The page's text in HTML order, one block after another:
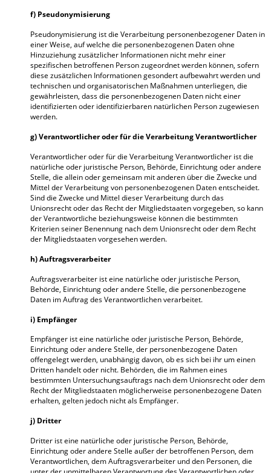
f) Pseudonymisierung
Pseudonymisierung ist die Verarbeitung personenbezogener Daten in
einer Weise, auf welche die personenbezogenen Daten ohne
Hinzuziehung zusätzlicher Informationen nicht mehr einer
spezifischen betroffenen Person zugeordnet werden können, sofern
diese zusätzlichen Informationen gesondert aufbewahrt werden und
technischen und organisatorischen Maßnahmen unterliegen, die
gewährleisten, dass die personenbezogenen Daten nicht einer
identifizierten oder identifizierbaren natürlichen Person zugewiesen
werden.
g) Verantwortlicher oder für die Verarbeitung Verantwortlicher
Verantwortlicher oder für die Verarbeitung Verantwortlicher ist die
natürliche oder juristische Person, Behörde, Einrichtung oder andere
Stelle, die allein oder gemeinsam mit anderen über die Zwecke und
Mittel der Verarbeitung von personenbezogenen Daten entscheidet.
Sind die Zwecke und Mittel dieser Verarbeitung durch das
Unionsrecht oder das Recht der Mitgliedstaaten vorgegeben, so kann
der Verantwortliche beziehungsweise können die bestimmten
Kriterien seiner Benennung nach dem Unionsrecht oder dem Recht
der Mitgliedstaaten vorgesehen werden.
h) Auftragsverarbeiter
Auftragsverarbeiter ist eine natürliche oder juristische Person,
Behörde, Einrichtung oder andere Stelle, die personenbezogene
Daten im Auftrag des Verantwortlichen verarbeitet.
i) Empfänger
Empfänger ist eine natürliche oder juristische Person, Behörde,
Einrichtung oder andere Stelle, der personenbezogene Daten
offengelegt werden, unabhängig davon, ob es sich bei ihr um einen
Dritten handelt oder nicht. Behörden, die im Rahmen eines
bestimmten Untersuchungsauftrags nach dem Unionsrecht oder dem
Recht der Mitgliedstaaten möglicherweise personenbezogene Daten
erhalten, gelten jedoch nicht als Empfänger.
j) Dritter
Dritter ist eine natürliche oder juristische Person, Behörde,
Einrichtung oder andere Stelle außer der betroffenen Person, dem
Verantwortlichen, dem Auftragsverarbeiter und den Personen, die